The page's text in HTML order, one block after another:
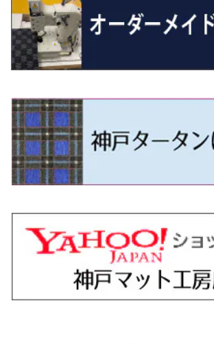
R4/1～ 90系
H26/10～R3/12 80系
エスティマ
H18/1～H24/5（前期）
H24/5～R1/10（後期）
エスティマ・ハイブリッド
H18/6～H24/5（前期）
H24/5～R1/10（後期）
オーリス
H24/8～H30/3 180系
カムリ
H24/5～ 160系
カローラ・クロス
カローラ・スポーツ
H29/12～R4/7 20系7人乗
R4/11～ 10系
H3/1～H11/1 S13・S14
H11/1～H14/11 S15
シルフィ
H24/12～R3/10 TB17
ジューク
H22/6～R2/6 F15
スカイライン
H13/6～H18/11 V35
H26/2～ V37
スカイライン・クロスオーバー
H11/6～H16/10 Y34
H1/6～H11/6 Y30
セレナ
H22/11～H28/9 C26
H22/11～H28/3 120系
フォレスター
H14/2～ SG/SH/SJ/SK系
プレオ
H22/4～H30/3 L275/285
プレオプラス
H24/12～H29/5 LA300/310
レヴォーグ
H15/6～R2/8 BN/BM/BL系
レガシィアウトバック
H15/10～ BP/BR/BS/BT系
レガシィツーリングワゴン
H17/9～ DG64/DG17
スクラムトラック
H25/9～ DG16T
デミオ
H19/7～R1/7 DE/DJ系
ビアンテ
H20/7～30/3 CC系
ファミリア バン
H30/6～ 160系
H24/10～ MJ系
フレアクロスオーバー
H26/1～ MS系
H11/1～ S200/S500系
ブーン
H28/4～R5/12 M700系
ミラ
H18/12～ L275/285
ミラ・イース
H23/9～ LA300系
ミラ・ココア
H30/6～ LA550/560S
ムーヴ
H26/12～R5/7 LA150/160S
ムーヴキャンバス
R7/4～ JC74W
ジムニーワイド/ジムニーシエラ
H10/1～H14/1 JB33/43W
H14/1～ JB43/74W
スイフト/スイフトスポーツ
H22/9～ スイフト
H23/12～
スペーシア/スペーシアカスタム/スペーシアギア
H25/3～R5/11
R5/11～ MK54S・MK94S
スペーシアベース
H23/1～H27/8 MA15S
H27/8～R2/12 MA26/36/46S
ハスラー
H26/1～ MR系
H26/2～ DS17/64W
ディグニティ
H24/7～H29/1 BHGY51
デリカＤ：２
H23/3～ MB系
デリカＤ：３
H23/10～H31/4 BM20 7人乗
デリカＤ：５
R5/5～ B30系/BA系
パジェロ
H18/10～R1/8 7人乗ロング V90系
R6/10~ JJ3
N‐WGN/N‐WGNカスタム
H25/11～ JH1・JH2・JH3・JH4
S660
H27/4～R3/12 JW5
WR-V
R6/3～ DG5
ZR-V
H11/6～H30/7 バン HH5・HH6
H21/12～R3/4 トラック
アコード・アコードハイブリッド
H25/6～R2/2 CR系
H23/5～H27/7 3CCAX
H27/7～ 3CC/3CD系
ザ・ビートル
H24/4～R3/4 16C系
ポロ
H21/10～H30/3 6RC系
H30/3～ AW系
H26/5～R2/6
ＧＬＥクラス
R1/6～
Ｓクラス
H25/10～R3/10
Ｖクラス
H27/4～